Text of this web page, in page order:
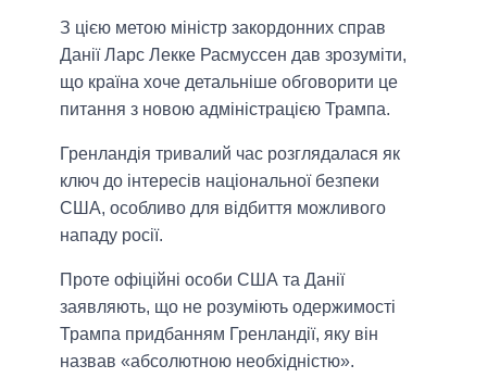
З цією метою міністр закордонних справ
Данії Ларс Лекке Расмуссен дав зрозуміти,
що країна хоче детальніше обговорити це
питання з новою адміністрацією Трампа.
Гренландія тривалий час розглядалася як
ключ до інтересів національної безпеки
США, особливо для відбиття можливого
нападу росії.
Проте офіційні особи США та Данії
заявляють, що не розуміють одержимості
Трампа придбанням Гренландії, яку він
назвав «абсолютною необхідністю».